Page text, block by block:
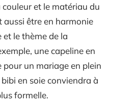
couleur et le matériau du
aussi être en harmonie
le thème de la
une capeline en
pour un mariage en plein
en soie conviendra à
formelle.